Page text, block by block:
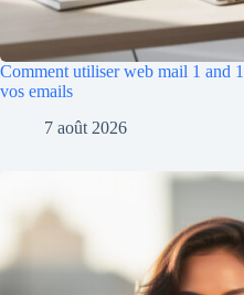
Comment utiliser web mail 1 and
vos emails
7 août 2026